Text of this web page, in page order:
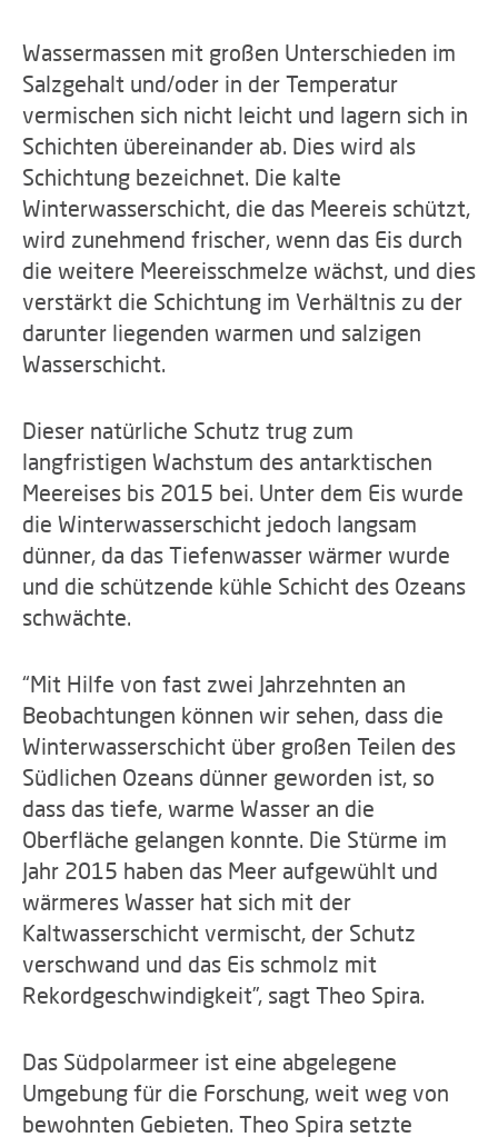
Wassermassen mit großen Unterschieden im
Salzgehalt und/oder in der Temperatur
vermischen sich nicht leicht und lagern sich in
Schichten übereinander ab. Dies wird als
Schichtung bezeichnet. Die kalte
Winterwasserschicht, die das Meereis schützt,
wird zunehmend frischer, wenn das Eis durch
die weitere Meereisschmelze wächst, und dies
verstärkt die Schichtung im Verhältnis zu der
darunter liegenden warmen und salzigen
Wasserschicht.
Dieser natürliche Schutz trug zum
langfristigen Wachstum des antarktischen
Meereises bis 2015 bei. Unter dem Eis wurde
die Winterwasserschicht jedoch langsam
dünner, da das Tiefenwasser wärmer wurde
und die schützende kühle Schicht des Ozeans
schwächte.
“Mit Hilfe von fast zwei Jahrzehnten an
Beobachtungen können wir sehen, dass die
Winterwasserschicht über großen Teilen des
Südlichen Ozeans dünner geworden ist, so
dass das tiefe, warme Wasser an die
Oberfläche gelangen konnte. Die Stürme im
Jahr 2015 haben das Meer aufgewühlt und
wärmeres Wasser hat sich mit der
Kaltwasserschicht vermischt, der Schutz
verschwand und das Eis schmolz mit
Rekordgeschwindigkeit”, sagt Theo Spira.
Das Südpolarmeer ist eine abgelegene
Umgebung für die Forschung, weit weg von
bewohnten Gebieten. Theo Spira setzte